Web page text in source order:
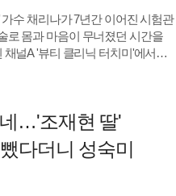
고 솔직하게 이야기했다.자신의
에서도 같은 소신이 드러났다.
에 김민하를 검색하면 연관
다"고 답했다. 사춘기에도 깨끗한
각을 해본 적이 없었다는 그는
에야 자신의 주근깨가 다른
보인다는 사실을 알게 됐다고.그는
무 많이 들으니까 '이게 왜
수 채리나가 7년간 이어진 시험관
로 몸과 마음이 무너졌던 시간을
채널A '뷰티 클리닉 터치미'에서는
말했다.채리나는 자궁근종 수술을
리로 돌아오는 데 시간이 오래
으면 버틸 수 없었다"고 밝혔다.
위해 7년 동안 시험관 시술에
…'조재현 딸'
다더니 성숙미